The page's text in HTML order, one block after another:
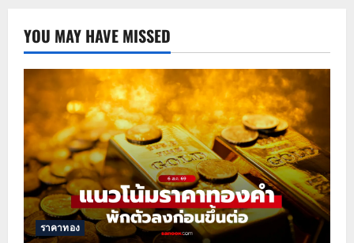
YOU MAY HAVE MISSED
ราคาทอง